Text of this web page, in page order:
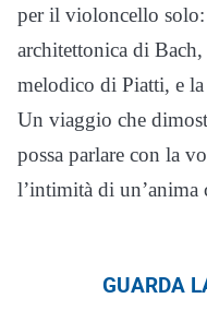
per il violoncello solo:
architettonica di
melodico di Piatti, e
Un viaggio che
possa parlare con la
l’intimità di un’anima
GUARDA